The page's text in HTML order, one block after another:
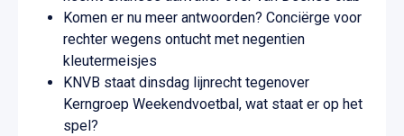
Komen er nu meer antwoorden? Conciërge voor
rechter wegens ontucht met negentien
kleutermeisjes
KNVB staat dinsdag lijnrecht tegenover
Kerngroep Weekendvoetbal, wat staat er op het
spel?